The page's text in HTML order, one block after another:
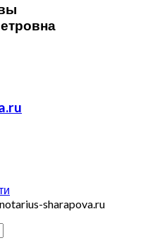
sharapova.ru